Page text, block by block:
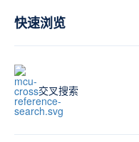
快速浏览
交叉搜索